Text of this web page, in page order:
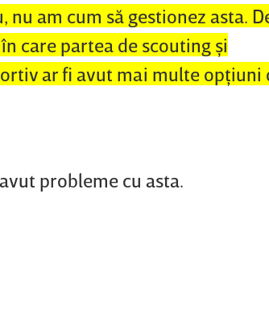
am cum să gestionez asta.
care partea de scouting şi
ar fi avut mai multe opţiuni
probleme cu asta.